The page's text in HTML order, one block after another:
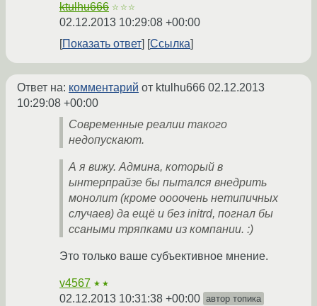
ktulhu666 ☆☆☆
02.12.2013 10:29:08 +00:00
Показать ответ
Ссылка
Ответ на: комментарий от ktulhu666 02.12.2013
10:29:08 +00:00
Современные реалии такого
недопускают.
А я вижу. Админа, который в
ынтерпрайзе бы пытался внедрить
монолит (кроме оооочень нетипичных
случаев) да ещё и без initrd, погнал бы
ссаными тряпками из компании. :)
Это только ваше субъективное мнение.
v4567 ★★
02.12.2013 10:31:38 +00:00 автор топика